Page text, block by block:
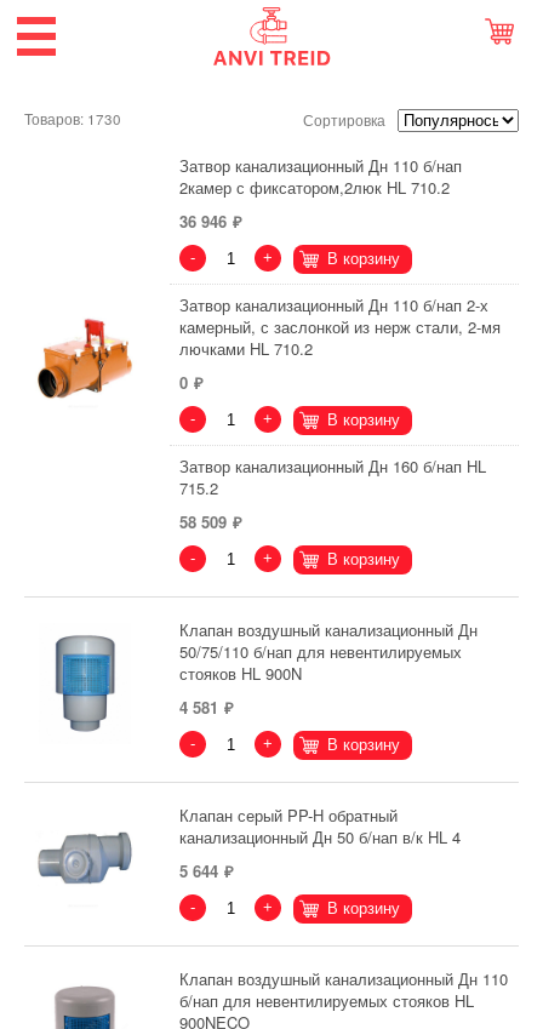
Товаров: 1730 Сортировка
Затвор канализационный Дн 110 б/нап
2камер с фиксатором,2люк HL 710.2
36 946
- + В корзину
Затвор канализационный Дн 110 б/нап 2-х
камерный, с заслонкой из нерж стали, 2-мя
лючками HL 710.2
0
- + В корзину
Затвор канализационный Дн 160 б/нап HL
715.2
58 509
- + В корзину
Клапан воздушный канализационный Дн
50/75/110 б/нап для невентилируемых
стояков HL 900N
4 581
- + В корзину
Клапан серый PP-H обратный
канализационный Дн 50 б/нап в/к HL 4
5 644
- + В корзину
Клапан воздушный канализационный Дн 110
б/нап для невентилируемых стояков HL
900NECO